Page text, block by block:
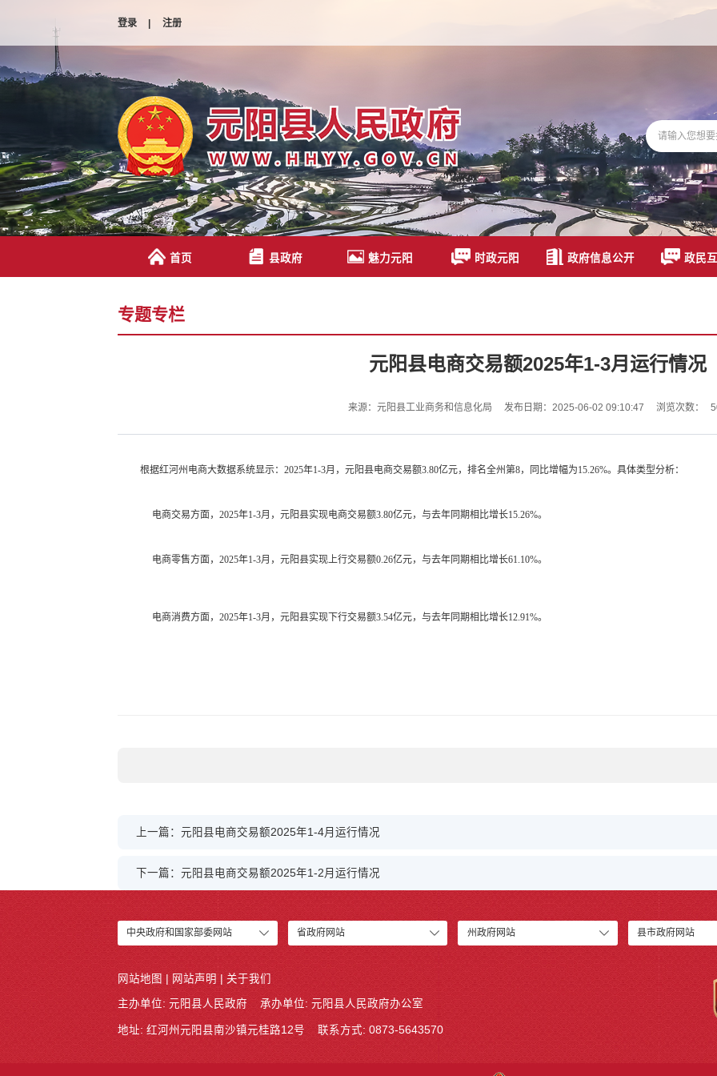
登录 | 注册
首页 县政府 魅力元阳 时政元阳 政府信息公开 政民
专题专栏
元阳县电商交易额2025年1-3月运行情况
来源：元阳县工业商务和信息化局 发布日期：2025-06-02 09:10:47 浏览次数：
根据红河州电商大数据系统显示： 2025年1-3月，元阳县电商交易额3.80亿元，排名全州第8，同比增幅为15.26%。具体类型分析：
电商交易方面， 2025年1-3月，元阳县实现电商交易额3.80亿元，与去年同期相比增长15.26%。
电商零售方面， 2025年1-3月，元阳县实现上行交易额0.26亿元，与去年同期相比增长61.10%。
电商消费方面， 2025年1-3月，元阳县实现下行交易额3.54亿元，与去年同期相比增长12.91%。
上一篇：元阳县电商交易额2025年1-4月运行情况
下一篇：元阳县电商交易额2025年1-2月运行情况
中央政府和国家部委网站 省政府网站 州政府网站 县市政府网站
网站地图 网站声明 关于我们
主办单位: 元阳县人民政府 承办单位: 元阳县人民政府办公室
地址: 红河州元阳县南沙镇元桂路12号 联系方式: 0873-5643570